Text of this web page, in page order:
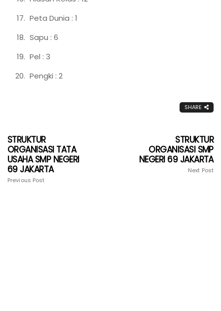
Peta Dunia : 1
Sapu : 6
Pel : 3
Pengki : 2
SHARE
STRUKTUR
ORGANISASI TATA
USAHA SMP NEGERI
69 JAKARTA
Previous Post
STRUKTUR
ORGANISASI SMP
NEGERI 69 JAKARTA
Next Post